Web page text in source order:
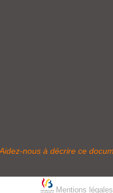
Aidez-nous à décrire ce
Mentions légales